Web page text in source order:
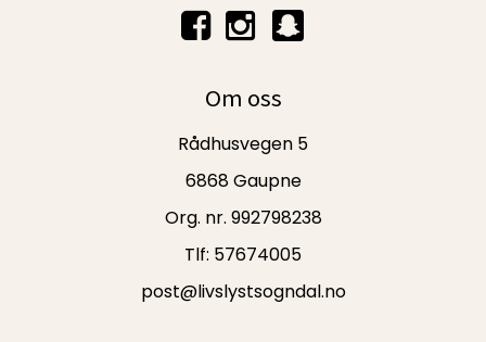
Om oss
Rådhusvegen 5
6868 Gaupne
Org. nr. 992798238
Tlf: 57674005
post@livslystsogndal.no